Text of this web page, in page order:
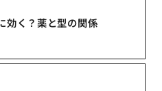
効く？薬と型の関係